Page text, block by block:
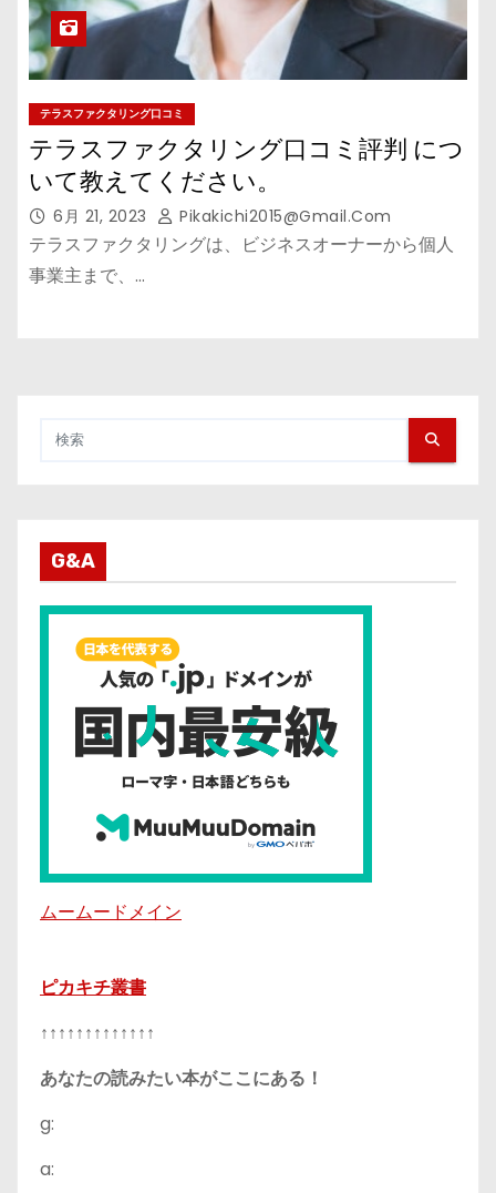
テラスファクタリング口コミ
テラスファクタリング口コミ評判 につ
いて教えてください。
6月 21, 2023 Pikakichi2015@gmail.com
テラスファクタリングは、ビジネスオーナーから個人
事業主まで、…
G&A
ムームードメイン
ピカキチ叢書
↑↑↑↑↑↑↑↑↑↑↑↑↑
あなたの読みたい本がここにある！
g:
a: